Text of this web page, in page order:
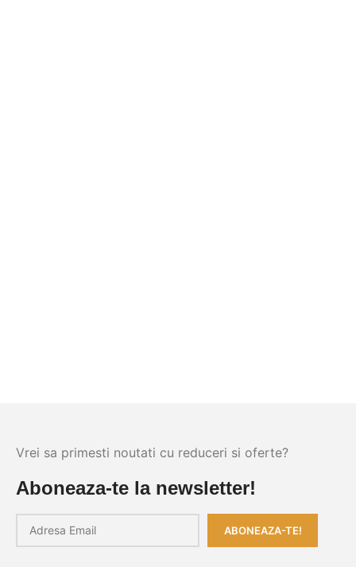
Vrei sa primesti noutati cu reduceri si oferte?
Aboneaza-te la newsletter!